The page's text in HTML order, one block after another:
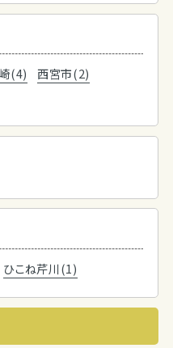
(4)
西宮市(2)
ひこね芹川(1)